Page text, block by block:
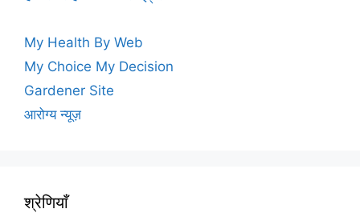
My Health By Web
My Choice My Decision
Gardener Site
आरोग्य न्यूज़
श्रेणियाँ